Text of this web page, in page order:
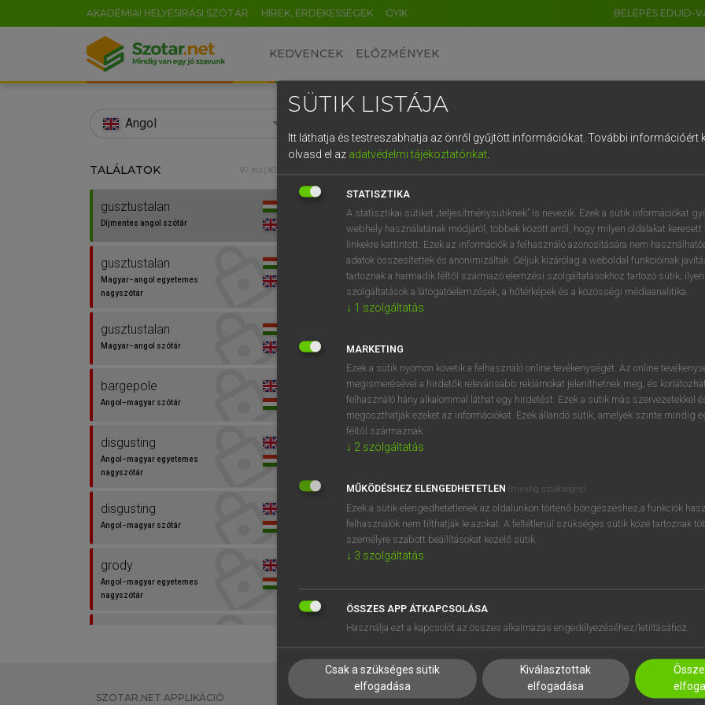
AKADÉMIAI HELYESÍRÁSI SZÓTÁR HÍREK, ÉRDEKESSÉGEK GYIK BELÉPÉS EDUID-
KEDVENCEK ELŐZMÉNYEK
Angol
TALÁLATOK 97 ms (40 db)
gusztustalan
Díjmentes angol szótár
gusztustalan
Magyar−angol egyetemes
nagyszótár
gusztustalan
Magyar−angol szótár
bargepole
Angol−magyar szótár
disgusting
Angol−magyar egyetemes
nagyszótár
disgusting
Angol−magyar szótár
grody
Angol−magyar egyetemes
nagyszótár
gross
Díjmentes angol szótár
gusztustalan mn disgusting
unappetizing
uninviting
⚲ gusztustalankeresése szótárainkban
SZOTAR.NET APPLIKÁCIÓ EGYÉNI FELHASZNÁLÓKNAK SÚGÓ
SÜTIK LISTÁJA
Itt láthatja és testreszabhatja az önről gyűjtött információkat. További információért
olvasd el az adatvédelmi tájékoztatónkat.
STATISZTIKA
A statisztikai sütiket „teljesítménysütiknek” is nevezik. Ezek a sütik információkat
webhely használatának módjáról, többek között arról, hogy milyen oldalakat keresett
linkekre kattintott. Ezek az információk a felhasználó azonosítására nem
adatok összesítettek és anonimizáltak. Céljuk kizárólag a weboldal funkcióinak
tartoznak a harmadik féltől származó elemzési szolgáltatásokhoz tartozó sütik;
szolgáltatások a látogatóelemzések, a hőtérképek és a közösségi médiaanalitika.
↓ 1 szolgáltatás
MARKETING
Ezek a sütik nyomon követik a felhasználó online tevékenységét. Az online
megismerésével a hirdetők relevánsabb reklámokat jeleníthetnek meg, és
felhasználó hány alkalommal láthat egy hirdetést. Ezek a sütik más szervezetekkel
megoszthatják ezeket az információkat. Ezek állandó sütik, amelyek szinte mindig
féltől származnak.
↓ 2 szolgáltatás
MŰKÖDÉSHEZ ELENGEDHETETLEN (mindig szükséges)
Ezek a sütik elengedhetetlenek az oldalunkon történő böngészéshez,a funkciók
felhasználók nem tilthatják le azokat. A feltétlenül szükséges sütik közé tartoznak
személyre szabott beállításokat kezelő sütik.
↓ 3 szolgáltatás
ÖSSZES APP ÁTKAPCSOLÁSA
Használja ezt a kapcsolót az összes alkalmazás engedélyezéséhez/letiltásához.
Csak a szükséges sütik
elfogadása
Kiválasztottak
elfogadása
EN HU DE CN FR ES IT NL
0 1 2 3 4 5 6 7 8 9
q w e r t z u i
a s d f g h j k l é
í y x c v b n m , .